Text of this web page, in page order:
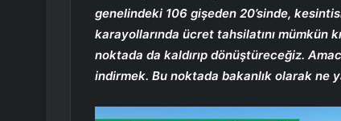
genelindeki 106 gişeden 20’sinde,
karayollarında ücret tahsilatını mümkün
noktada da kaldırıp dönüştüreceğiz.
indirmek. Bu noktada bakanlık olarak ne